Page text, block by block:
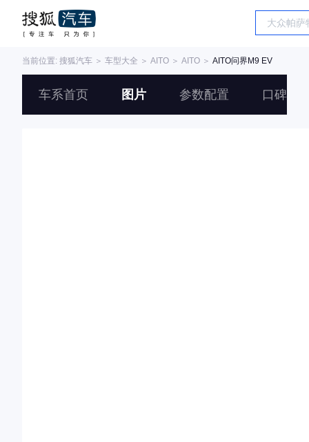
当前位置: 搜狐汽车 ＞ 车型大全 ＞ AITO ＞ AITO ＞ AITO问界M9 EV
车系首页 图片 参数配置 口碑